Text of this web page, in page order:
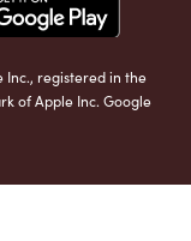
Inc., registered in the
of Apple Inc. Google